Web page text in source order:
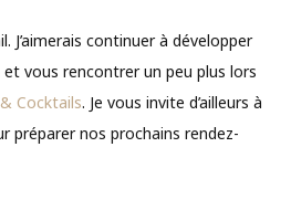
J’aimerais continuer à développer
vous rencontrer un peu plus lors
Cocktails. Je vous invite d’ailleurs à
préparer nos prochains rendez-